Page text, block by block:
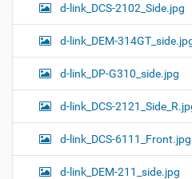
d-link_DCS-2102_Side.jpg
d-link_DEM-
d-link_DP-G310_side.jpg
d-link_DCS-
d-link_DCS-6111_Front.jpg
d-link_DEM-211_side.jpg